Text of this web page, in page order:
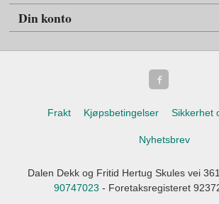
Din konto
Frakt Kjøpsbetingelser Sikkerhet
Nyhetsbrev
Dalen Dekk og Fritid Hertug Skules vei
90747023 - Foretaksregisteret